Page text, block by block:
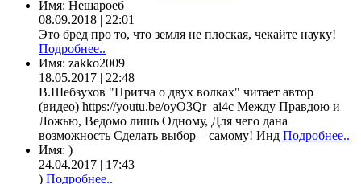
Имя: Нешароеб
08.09.2018 | 22:01
Это бред про то, что земля не плоская, чекайте науку!
Подробнее..
Имя: zakko2009
18.05.2017 | 22:48
В.Шебзухов "Притча о двух волках" читает автор
(видео) https://youtu.be/oyO3Qr_ai4c Между Правдою и
Ложью, Ведомо лишь Одному, Для чего дана
возможность Сделать выбор – самому! Инд Подробнее..
Имя: )
24.04.2017 | 17:43
) Подробнее..